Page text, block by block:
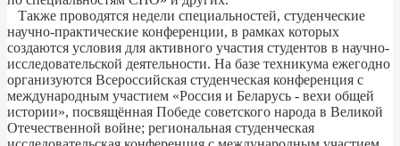
Также проводятся недели специальностей, студенческие
научно-практические конференции, в рамках которых
создаются условия для активного участия студентов в научно-
исследовательской деятельности. На базе техникума ежегодно
организуются Всероссийская студенческая конференция с
международным участием «Россия и Беларусь - вехи общей
истории», посвящённая Победе советского народа в Великой
Отечественной войне; региональная студенческая